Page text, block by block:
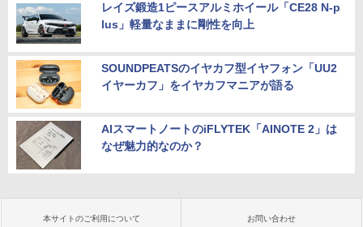
レイズ鍛造1ピースアルミホイール「CE28 N-p
lus」軽量なままに剛性を向上
SOUNDPEATSのイヤカフ型イヤフォン「UU2
イヤーカフ」をイヤカフマニアが語る
AIスマートノートのiFLYTEK「AINOTE 2」は
なぜ魅力的なのか？
本サイトのご利用について お問い合わせ